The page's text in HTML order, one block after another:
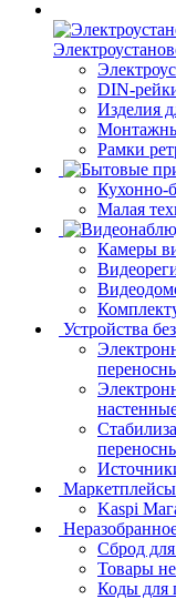
DIN-
Изделия
Рамки
Кухонно-
Малая
Камеры
Устройства
Маркетплейсы
Kaspi
Сброд
Товары
Коды для